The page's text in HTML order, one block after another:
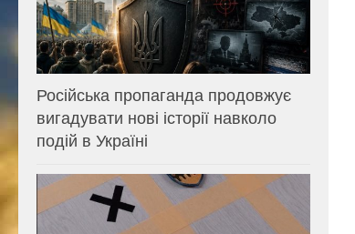
Російська пропаганда продовжує
вигадувати нові історії навколо
подій в Україні